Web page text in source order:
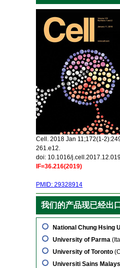
Cell. 2018 Jan 11;172(1-
261.e12.
doi: 10.1016/
IF=36.216(2019)
PMID: 29328914
我们的产品现已经出
National Chung Hsing
University of Parma
University of Toronto
Universiti Sains